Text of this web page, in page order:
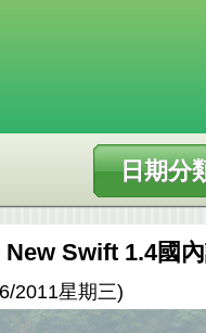
日期分
Swift 1.4國
2011星期三)